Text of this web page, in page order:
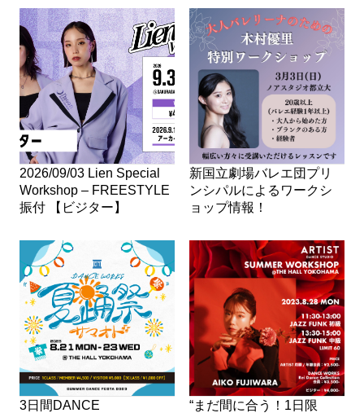
2026/09/03 Lien Special
Workshop – FREESTYLE
振付 【ビジター】
新国立劇場バレエ団プリ
ンシパルによるワークシ
ョップ情報！
3日間DANCE
“まだ間に合う！1日限